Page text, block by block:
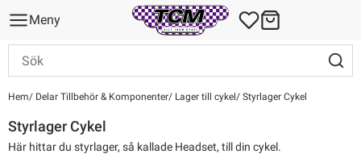
Meny
Hem Delar Tillbehör & Komponenter Lager till cykel Styrlager Cykel
Styrlager Cykel
Här hittar du styrlager, så kallade Headset, till din cykel.